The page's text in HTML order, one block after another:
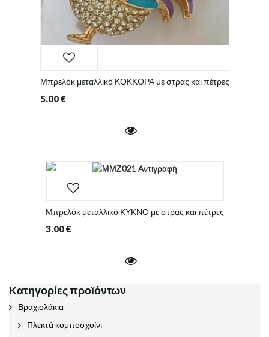
Μπρελόκ μεταλλικό ΚΟΚΚΟΡΑ με στρας και πέτρες
5.00€
Μπρελόκ μεταλλικό ΚΥΚΝΟ με στρας και πέτρες
3.00€
Κατηγορίες προϊόντων
Βραχιολάκια
Πλεκτά κομποσχοίνι